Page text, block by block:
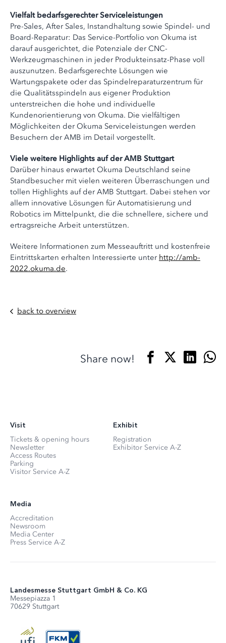
Vielfalt bedarfsgerechter Serviceleistungen
Pre-Sales, After Sales, Instandhaltung sowie Spindel- und
Board-Reparatur: Das Service-Portfolio von Okuma ist
darauf ausgerichtet, die Potenziale der CNC-
Werkzeugmaschinen in jeder Produkteinsatz-Phase voll
auszunutzen. Bedarfsgerechte Lösungen wie
Wartungspakete oder das Spindelreparaturzentrum für
die Qualitätsspindeln aus eigener Produktion
unterstreichen die hohe und individuelle
Kundenorientierung von Okuma. Die vielfältigen
Möglichkeiten der Okuma Serviceleistungen werden
Besuchern der AMB im Detail vorgestellt.
Viele weitere Highlights auf der AMB Stuttgart
Darüber hinaus erwartet Okuma Deutschland seine
Standbesucher mit vielen weiteren Überraschungen und
tollen Highlights auf der AMB Stuttgart. Dabei stehen vor
allem innovative Lösungen für Automatisierung und
Robotics im Mittelpunkt, die die schnellere, sichere und
ertragsreiche Arbeit unterstützen.
Weitere Informationen zum Messeauftritt und kostenfreie
Eintrittskarten erhalten Interessierte unter http://amb-
2022.okuma.de.
back to overview
Share now!
Visit
Tickets & opening hours
Newsletter
Access Routes
Parking
Visitor Service A-Z
Exhibit
Registration
Exhibitor Service A-Z
Media
Accreditation
Newsroom
Media Center
Press Service A-Z
Landesmesse Stuttgart GmbH & Co. KG
Messepiazza 1
70629 Stuttgart